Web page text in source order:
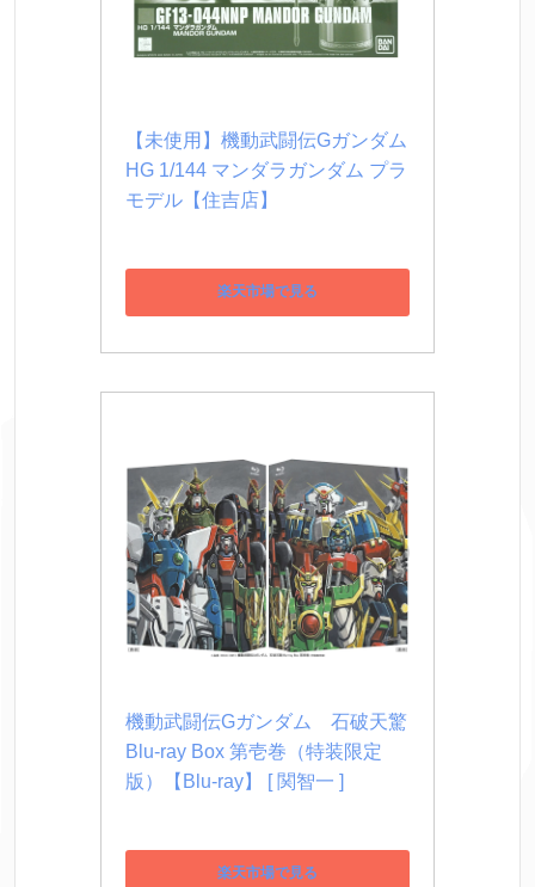
【未使用】機動武闘伝Gガンダム
HG 1/144 マンダラガンダム プラ
モデル【住吉店】
楽天市場で見る
機動武闘伝Gガンダム　石破天驚
Blu-ray Box 第壱巻（特装限定
版）【Blu-ray】 [ 関智一 ]
楽天市場で見る